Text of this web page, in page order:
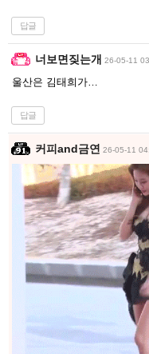
답글
너보면짖는개 26-05-11
울산은 김태희가…
답글
커피and금연 26-05-11